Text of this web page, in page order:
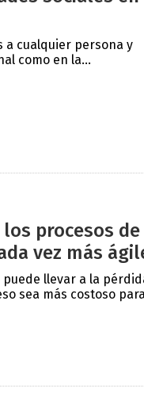
a cualquier persona y
como en la...
procesos de
vez más
llevar a la
sea más costoso